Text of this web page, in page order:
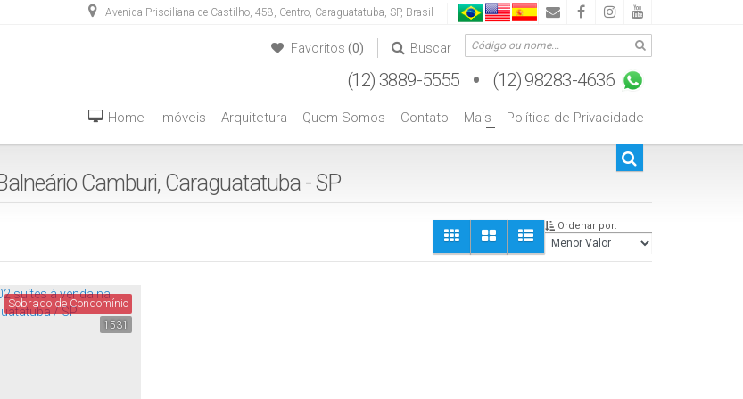
Avenida Prisciliana de Castilho, 458, Centro, Caraguatatuba, SP, Brasil
Buscar
Favoritos (0)
(12) 98283-4636
Política de Privacidade
+
Mais
Contato
Quem Somos
Arquitetura
Imóveis
Home
Camburi, Caraguatatuba - SP
Ordenar por:
1531
Sobrado de Condomínio